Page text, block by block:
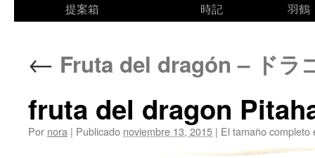
提案箱
時記
羽鶴
← Fruta del dragón – ドラ
fruta del dragon
Por nora | Publicado noviembre 13, 2015 | El tamaño